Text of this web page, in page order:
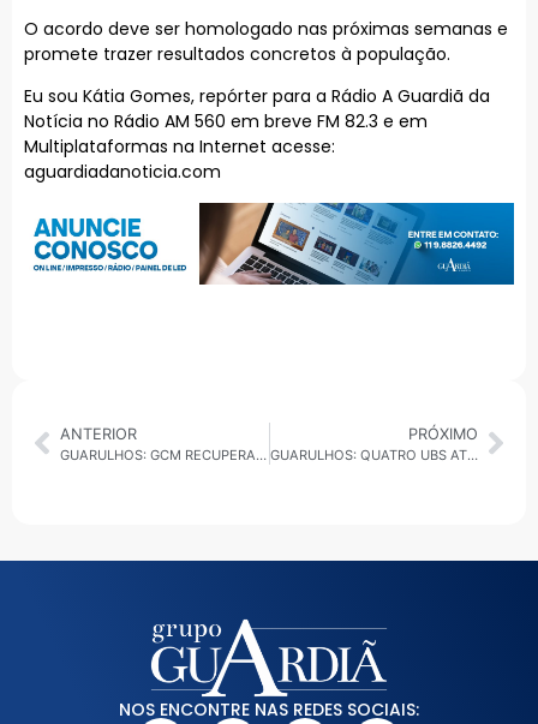
O acordo deve ser homologado nas próximas semanas e
promete trazer resultados concretos à população.
Eu sou Kátia Gomes, repórter para a Rádio A Guardiã da
Notícia no Rádio AM 560 em breve FM 82.3 e em
Multiplataformas na Internet acesse:
aguardiadanoticia.com
ANTERIOR
GUARULHOS: GCM RECUPERA MOTO FURTADA NO PARQUE BRASÍLIA
PRÓXIMO
GUARULHOS: QUATRO UBS ATENDEM NESTE SÁBADO PELO SAÚDE TODA HORA
NOS ENCONTRE NAS REDES SOCIAIS: